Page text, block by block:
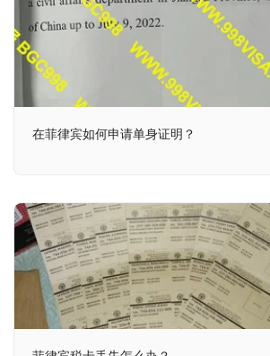
在菲律宾如何申请单身证明？